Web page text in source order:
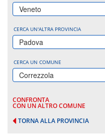
Veneto
CERCA UN'ALTRA PROVINCIA
Padova
CERCA UN COMUNE
Correzzola
CONFRONTA
CON UN ALTRO COMUNE
TORNA ALLA PROVINCIA